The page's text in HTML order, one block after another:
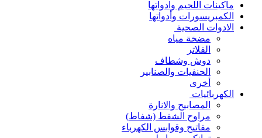
ماكينات اللحيم وادواتها
الكمبريسورات وأدواتها
الادوات الصحية
مضخة مياه
الفلاتر
دوش وشطاف
الحنفيات والصنابير
أخرى
الكهربائيات
المصابيح والانارة
مراوح الشفط (شفاط)
مفاتيح وقوابس الكهرباء